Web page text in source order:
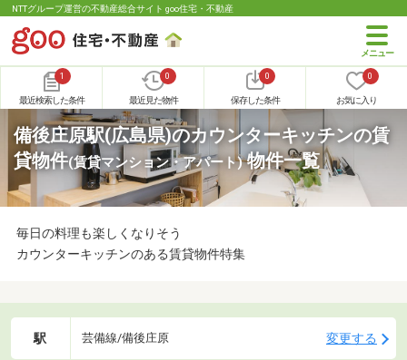
NTTグループ運営の不動産総合サイト goo住宅・不動産
1
最近検索した条件
0
最近見た物件
0
保存した条件
0
お気に入り
備後庄原駅(広島県)のカウンターキッチンの賃
貸物件(賃貸マンション・アパート)物件一覧
毎日の料理も楽しくなりそう
カウンターキッチンのある賃貸物件特集
駅 芸備線/備後庄原 変更する